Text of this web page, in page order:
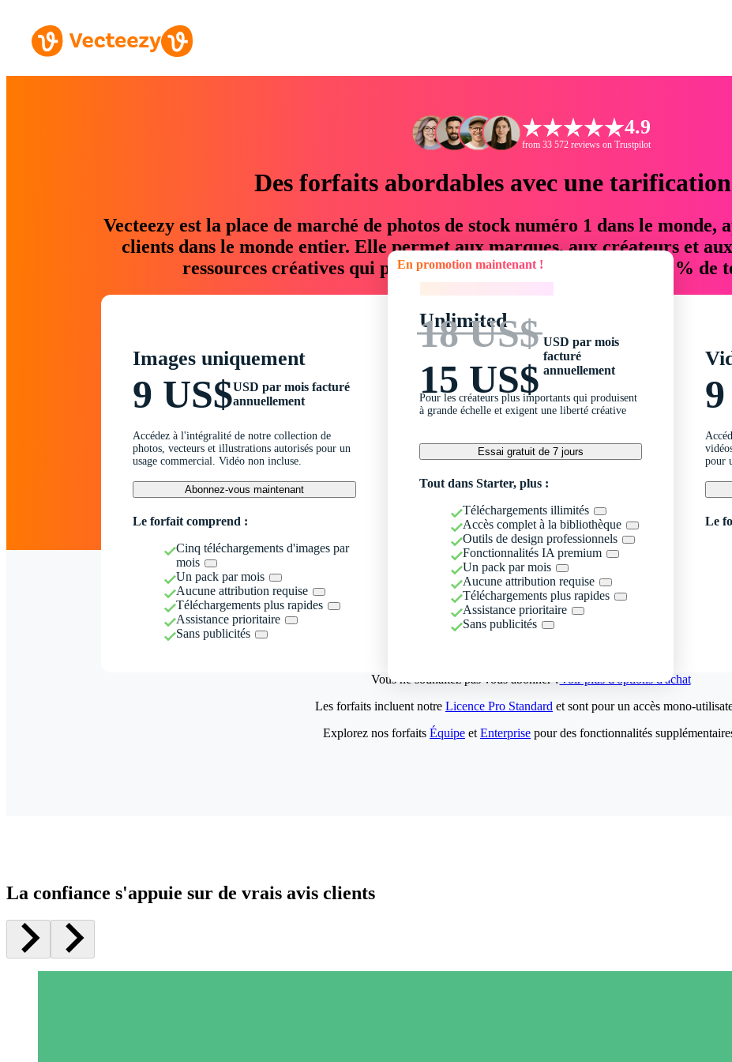
4.9
from 33 572 reviews on Trustpilot
Des forfaits abordables avec une
Vecteezy est la place de marché de photos de stock numéro 1 dans le monde,
clients dans le monde entier. Elle permet aux marques, aux créateurs et
ressources créatives qui permettent d'économiser jusqu'à 76 % de
Images uniquement
9 US$USD par mois facturé
annuellement
Accédez à l'intégralité de notre collection de
photos, vecteurs et illustrations autorisés pour un
usage commercial. Vidéo non incluse.
Abonnez-vous maintenant
Le forfait comprend :
Cinq téléchargements d'images par
mois
Un pack par mois
Aucune attribution requise
Téléchargements plus rapides
Assistance prioritaire
Sans publicités
En promotion maintenant !
Unlimited
18 US$
15 US$
USD par mois
facturé
annuellement
Pour les créateurs plus importants qui produisent
à grande échelle et exigent une liberté créative
Essai gratuit de 7 jours
Tout dans Starter, plus :
Téléchargements illimités
Accès complet à la bibliothèque
Outils de design professionnels
Fonctionnalités IA premium
Un pack par mois
Aucune attribution requise
Téléchargements plus rapides
Assistance prioritaire
Sans publicités
pour
Le
Vous ne souhaitez pas vous abonner ?Voir plus d'options d'achat
Les forfaits incluent notre Licence Pro Standard et sont pour un accès mono-
Explorez nos forfaits Équipe et Enterprise pour des fonctionnalités
La confiance s'appuie sur de vrais avis clients